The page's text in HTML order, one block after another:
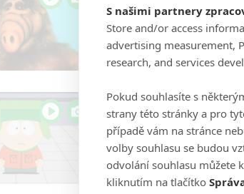
Missandei | 02.08.2018 11:20
Tak tohle je, vážení,
South Park:
dabing!
Missandei
Jeden ze čtyř hlavních
série český hlas. Hledá se
si prohlédněte unikátní
S našimi partnery
Store and/or access
advertising measurement,
research, and services
Pokud souhlasíte s
strany této stránky a pro
případě vám na stránce
volby souhlasu se budou
odvolání souhlasu můžete
kliknutím na tlačítko